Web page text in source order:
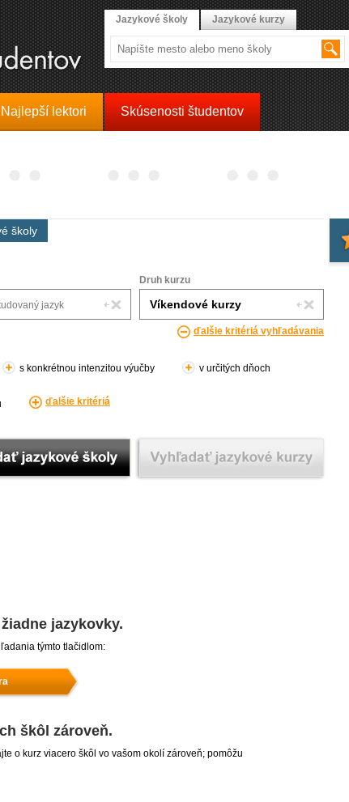
Najlepší lektori Skúsenosti študentov
školy
Druh kurzu
ďalšie kritériá vyhľadávania
s konkrétnou intenzitou výučby v určitých dňoch
ďalšie kritériá
jazykovky.
týmto tlačidlom:
škôl zároveň.
o kurz viacero škôl vo vašom okolí zároveň; pomôžu
Jazykové školy Jazykové kurzy